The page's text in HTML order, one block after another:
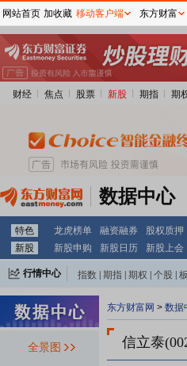
财经 焦点 股票 新股 期指 期
数据中心
特色 龙虎榜单 融资融券 股权质押
新股
新股申购 新股日历 新股上会
行情中心 指数 期指 期权 个股
全景图
东方财富网 > 数据
信立泰
网站首页 加收藏 移动客户端 东方财富